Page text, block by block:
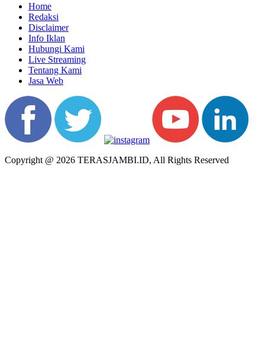
Home
Redaksi
Disclaimer
Info Iklan
Hubungi Kami
Live Streaming
Tentang Kami
Jasa Web
Copyright @ 2026 TERASJAMBI.ID, All Rights Reserved